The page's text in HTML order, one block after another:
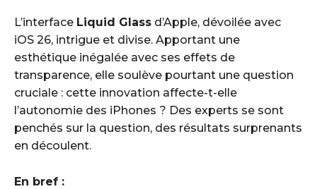
L’interface Liquid Glass d’Apple, dévoilée avec
iOS 26, intrigue et divise. Apportant une
esthétique inégalée avec ses effets de
transparence, elle soulève pourtant une question
cruciale : cette innovation affecte-t-elle
l’autonomie des iPhones ? Des experts se sont
penchés sur la question, des résultats surprenants
en découlent.
En bref :